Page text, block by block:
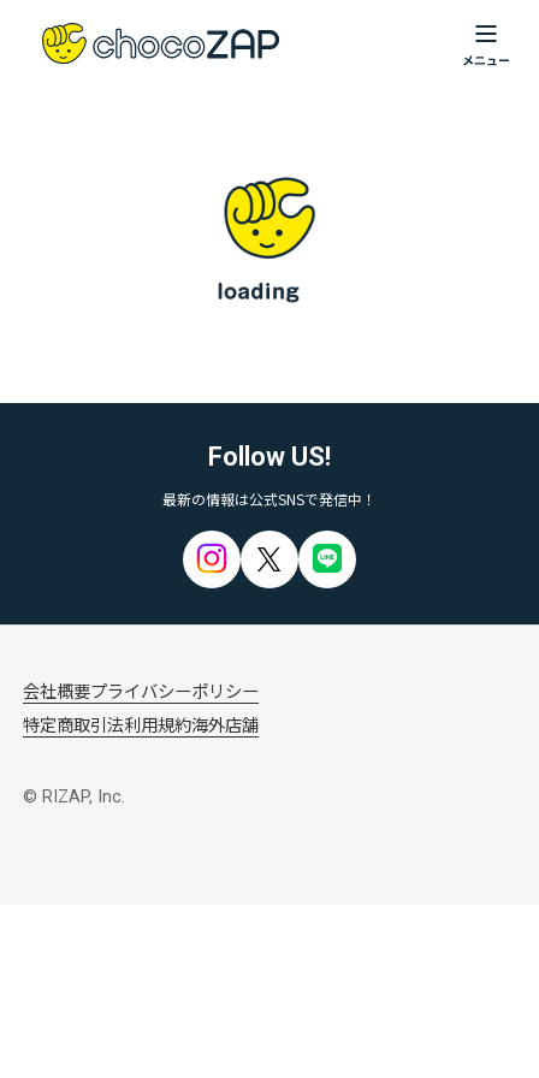
Follow US!
最新の情報は公式SNSで発信中！
会社概要プライバシーポリシー
特定商取引法利用規約海外店舗
© RIZAP, Inc.